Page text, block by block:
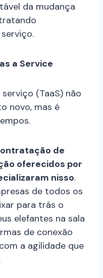
da mudança
a Service
(TaaS) não
novo, mas é
de
oferecidos por
nisso.
de todos os
para trás o
elefantes na sala
de conexão
a agilidade que